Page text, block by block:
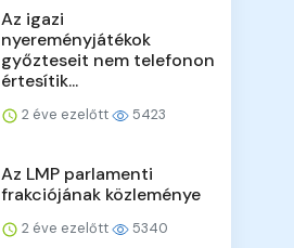
Az igazi
nyereményjátékok
győzteseit nem telefonon
értesítik...
2 éve ezelőtt 5423
Az LMP parlamenti
frakciójának közleménye
2 éve ezelőtt 5340